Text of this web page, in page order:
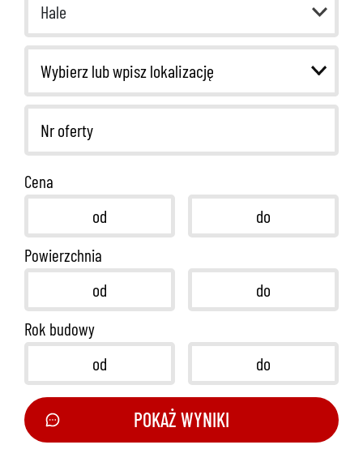
Hale
Cena
Powierzchnia
Rok budowy
POKAŻ WYNIKI